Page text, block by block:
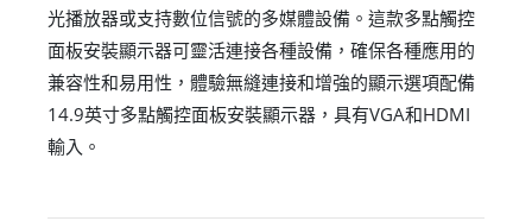
光播放器或支持數位信號的多媒體設備。這款多點觸控
面板安裝顯示器可靈活連接各種設備，確保各種應用的
兼容性和易用性，體驗無縫連接和增強的顯示選項配備
14.9英寸多點觸控面板安裝顯示器，具有VGA和HDMI
輸入。